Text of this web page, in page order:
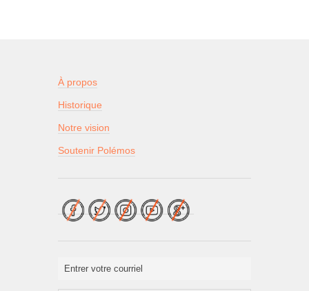
À propos
Historique
Notre vision
Soutenir Polémos